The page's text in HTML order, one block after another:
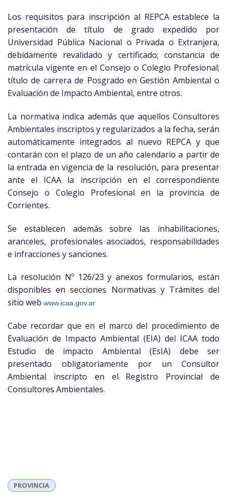
Los requisitos para inscripción al REPCA establece la
presentación de título de grado expedido por
Universidad Pública Nacional o Privada o Extranjera,
debidamente revalidado y certificado; constancia de
matrícula vigente en el Consejo o Colegio Profesional;
título de carrera de Posgrado en Gestión Ambiental o
Evaluación de Impacto Ambiental, entre otros.
La normativa indica además que aquellos Consultores
Ambientales inscriptos y regularizados a la fecha, serán
automáticamente integrados al nuevo REPCA y que
contarán con el plazo de un año calendario a partir de
la entrada en vigencia de la resolución, para presentar
ante el ICAA la inscripción en el correspondiente
Consejo o Colegio Profesional en la provincia de
Corrientes.
Se establecen además sobre las inhabilitaciones,
aranceles, profesionales asociados, responsabilidades
e infracciones y sanciones.
La resolución Nº 126/23 y anexos formularios, están
disponibles en secciones Normativas y Trámites del
sitio web www.icaa.gov.ar
Cabe recordar que en el marco del procedimiento de
Evaluación de Impacto Ambiental (EIA) del ICAA todo
Estudio de impacto Ambiental (EsIA) debe ser
presentado obligatoriamente por un Consultor
Ambiental inscripto en el Registro Provincial de
Consultores Ambientales.
PROVINCIA